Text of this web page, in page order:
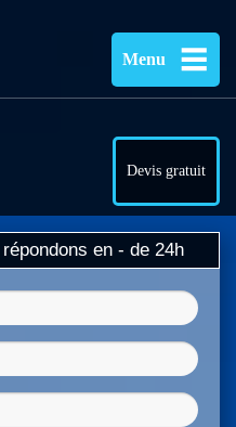
Menu
Devis gratuit
en - de 24h